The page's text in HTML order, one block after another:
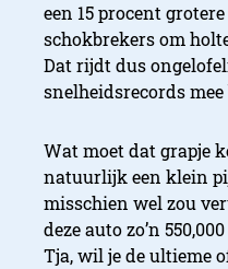
een 15 procent grotere
schokbrekers om
Dat rijdt dus
snelheidsrecords
Wat moet dat grapje
natuurlijk een klein
misschien wel zou
deze auto zo’n
Tja, wil je de ultieme